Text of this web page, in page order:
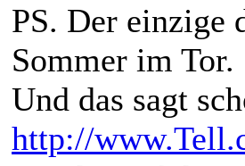
PS. Der einzige
Sommer im Tor.
Und das sagt
http://